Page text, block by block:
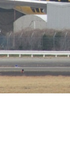
鉄人